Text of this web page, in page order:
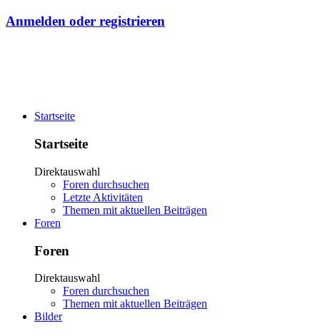
Anmelden oder registrieren
Startseite
Startseite
Direktauswahl
Foren durchsuchen
Letzte Aktivitäten
Themen mit aktuellen Beiträgen
Foren
Foren
Direktauswahl
Foren durchsuchen
Themen mit aktuellen Beiträgen
Bilder